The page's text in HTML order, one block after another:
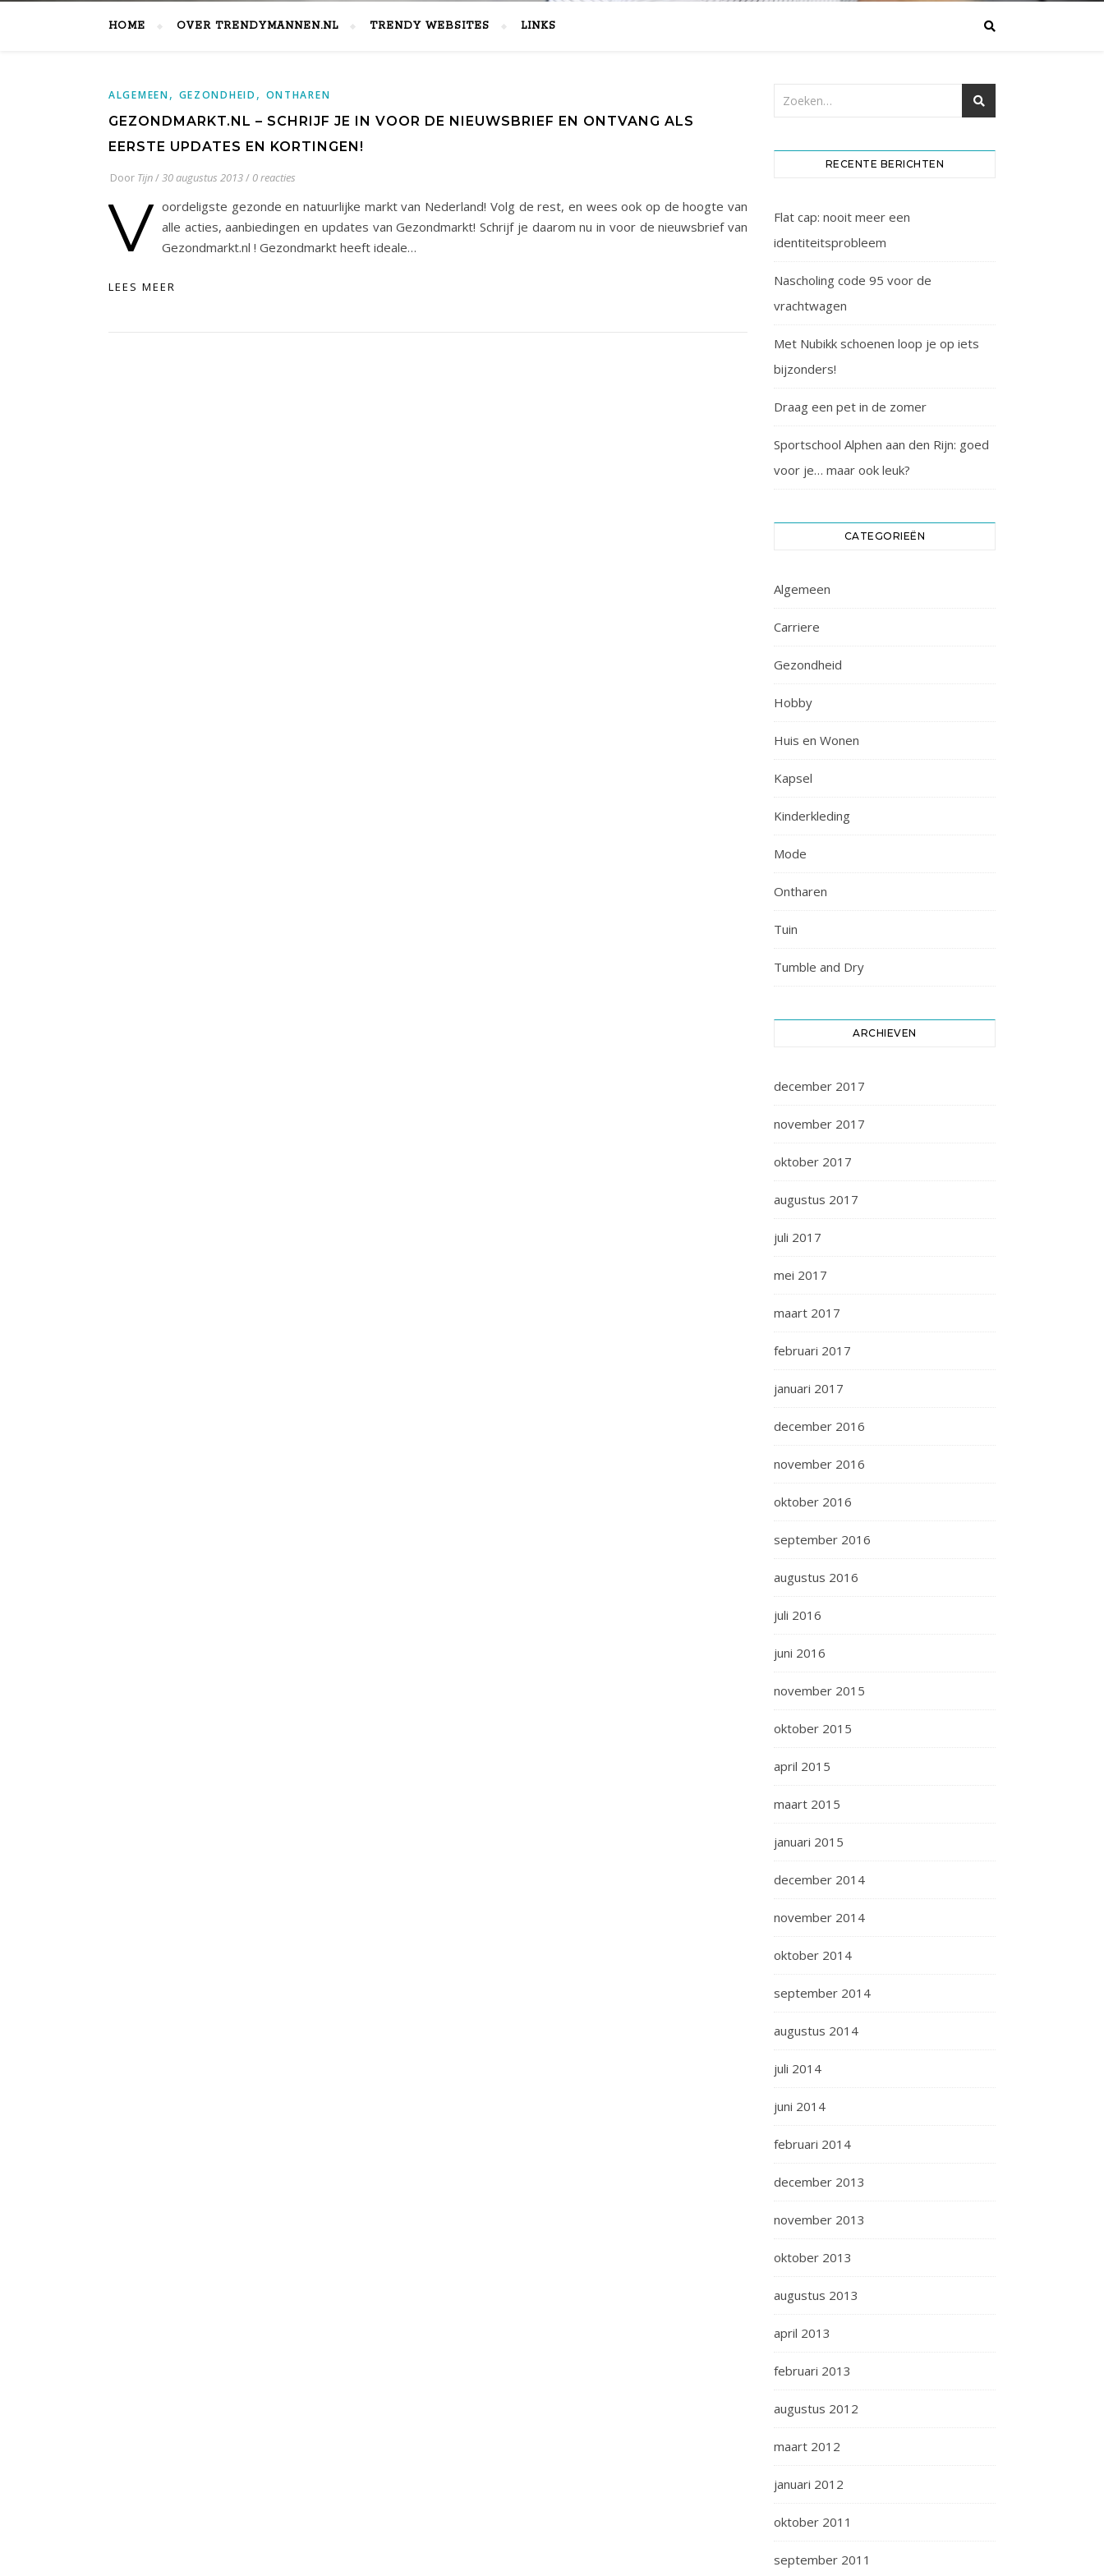
HOME OVER TRENDYMANNEN.NL TRENDY WEBSITES LINKS
ALGEMEEN, GEZONDHEID , ONTHAREN
GEZONDMARKT.NL – SCHRIJF JE IN VOOR DE NIEUWSBRIEF EN ONTVANG ALS
EERSTE UPDATES EN KORTINGEN!
Door Tijn/30 augustus 2013/ 0 reacties
V oordeligste gezonde en natuurlijke markt van Nederland! Volg de rest, en wees ook op de hoogte van
alle acties, aanbiedingen en updates van Gezondmarkt! Schrijf je daarom nu in voor de nieuwsbrief van
Gezondmarkt.nl ! Gezondmarkt heeft ideale…
LEES MEER
RECENTE BERICHTEN
Flat cap: nooit meer een
identiteitsprobleem
Nascholing code 95 voor de
vrachtwagen
Met Nubikk schoenen loop je op iets
bijzonders!
Draag een pet in de zomer
Sportschool Alphen aan den Rijn: goed
voor je… maar ook leuk?
CATEGORIEËN
Algemeen
Carriere
Gezondheid
Hobby
Huis en Wonen
Kapsel
Kinderkleding
Mode
Ontharen
Tuin
Tumble and Dry
ARCHIEVEN
december 2017
november 2017
oktober 2017
augustus 2017
juli 2017
mei 2017
maart 2017
februari 2017
januari 2017
december 2016
november 2016
oktober 2016
september 2016
augustus 2016
juli 2016
juni 2016
november 2015
oktober 2015
april 2015
maart 2015
januari 2015
december 2014
november 2014
oktober 2014
september 2014
augustus 2014
juli 2014
juni 2014
februari 2014
december 2013
november 2013
oktober 2013
augustus 2013
april 2013
februari 2013
augustus 2012
maart 2012
januari 2012
oktober 2011
september 2011